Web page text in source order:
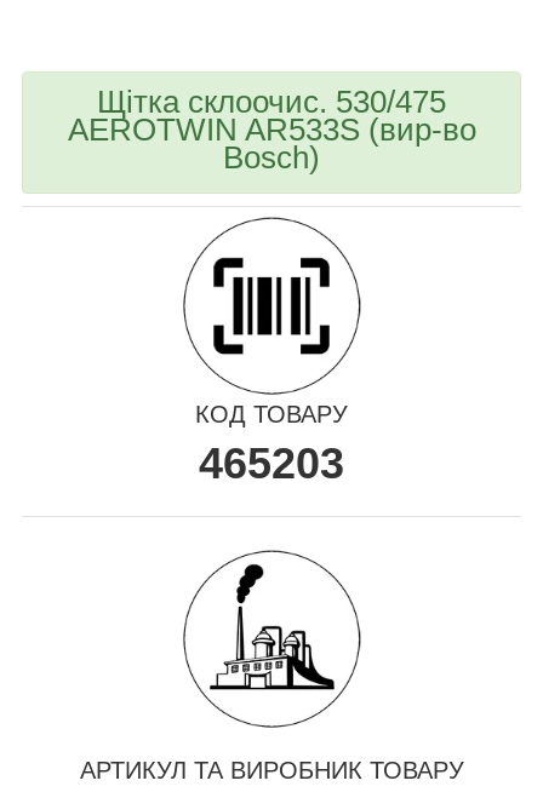
Щітка склоочис. 530/475
AEROTWIN AR533S (вир-во
Bosch)
КОД ТОВАРУ
465203
АРТИКУЛ ТА ВИРОБНИК ТОВАРУ